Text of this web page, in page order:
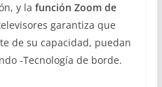
y la función Zoom de
garantiza que
de su capacidad, puedan
-Tecnología de borde.